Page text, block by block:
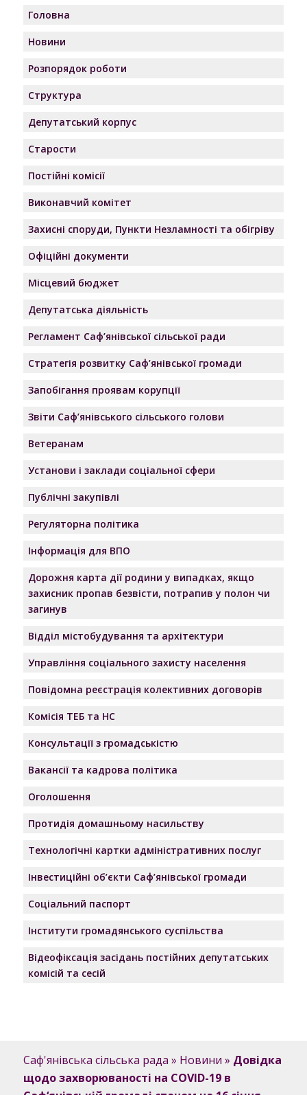
Головна
Новини
Розпорядок роботи
Структура
Депутатський корпус
Старости
Постійні комісії
Виконавчий комітет
Захисні споруди, Пункти Незламності та обігріву
Офіційні документи
Місцевий бюджет
Депутатська діяльність
Регламент Саф’янівської сільської ради
Стратегія розвитку Саф’янівської громади
Запобігання проявам корупції
Звіти Саф’янівського сільського голови
Ветеранам
Установи і заклади соціальної сфери
Публічні закупівлі
Регуляторна політика
Інформація для ВПО
Дорожня карта дії родини у випадках, якщо
захисник пропав безвісти, потрапив у полон чи
загинув
Відділ містобудування та архітектури
Управління соціального захисту населення
Повідомна реєстрація колективних договорів
Комісія ТЕБ та НС
Консультації з громадськістю
Вакансії та кадрова політика
Оголошення
Протидія домашньому насильству
Технологічні картки адміністративних послуг
Інвестиційні об’єкти Саф’янівської громади
Соціальний паспорт
Інститути громадянського суспільства
Відеофіксація засідань постійних депутатських
комісій та сесій
Саф'янівська сільська рада » Новини » Довідка
щодо захворюваності на COVID-19 в